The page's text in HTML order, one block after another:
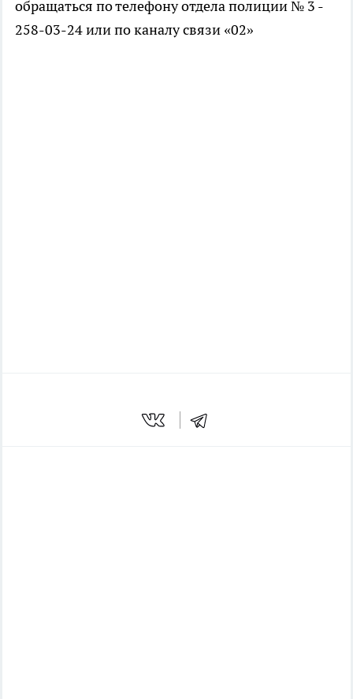
обращаться по телефону отдела полиции № 3 -
258-03-24 или по каналу связи «02»